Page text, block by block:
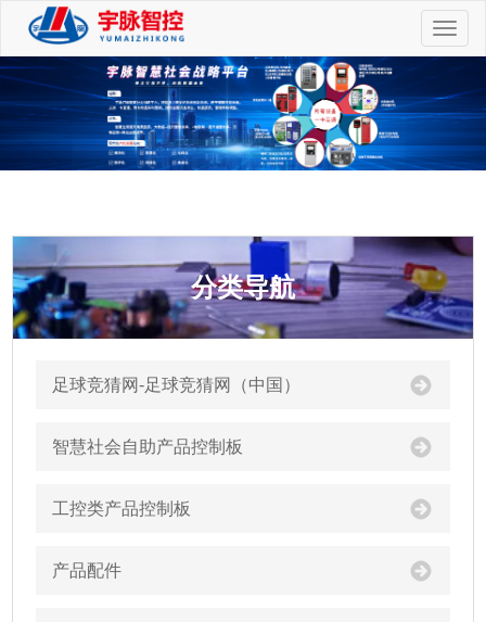
切
换
航
分类导航
足球竞猜网-足球竞猜网（中国）
智慧社会自助产品控制板
工控类产品控制板
产品配件